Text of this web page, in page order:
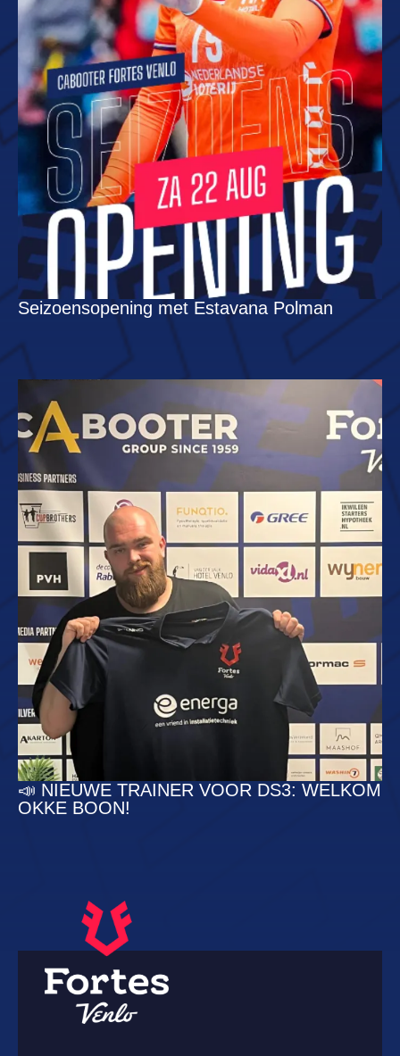
Seizoensopening met Estavana Polman
📣 NIEUWE TRAINER VOOR DS3: WELKOM
OKKE BOON!